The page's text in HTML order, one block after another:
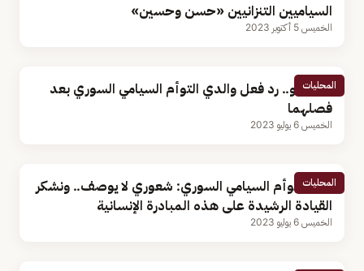
السياميين التنزانيين «حسن وحسين»
الخميس 5 أكتوبر 2023
المحليات
بالفيديو.. رد فعل والدي التوأم السيامي السوري بعد
فصلهما
الخميس 6 يوليو 2023
المحليات
والد التوأم السيامي السوري: شعوري لا يوصف.. ونشكر
القيادة الرشيدة على هذه المبادرة الإنسانية
الخميس 6 يوليو 2023